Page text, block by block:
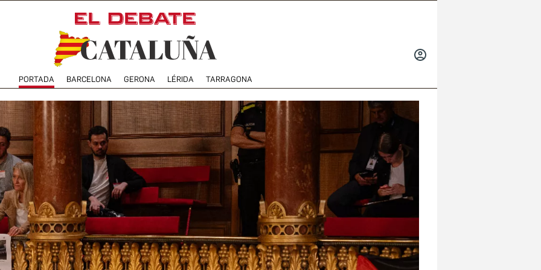
PORTADA BARCELONA GERONA LÉRIDA TARRAGONA